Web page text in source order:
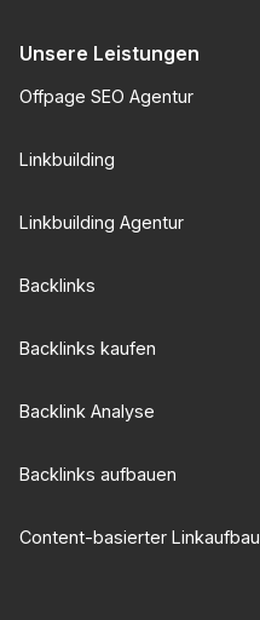
Unsere Leistungen
Offpage SEO Agentur
Linkbuilding
Linkbuilding Agentur
Backlinks
Backlinks kaufen
Backlink Analyse
Backlinks aufbauen
Content-basierter Linkaufbau